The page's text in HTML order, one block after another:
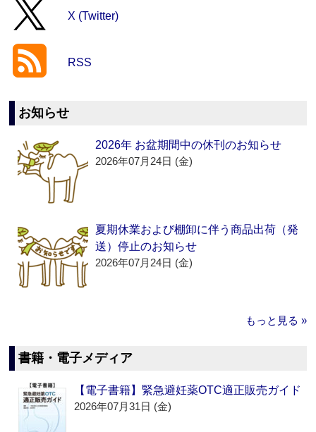
X (Twitter)
RSS
お知らせ
2026年 お盆期間中の休刊のお知らせ
2026年07月24日 (金)
夏期休業および棚卸に伴う商品出荷（発
送）停止のお知らせ
2026年07月24日 (金)
もっと見る »
書籍・電子メディア
【電子書籍】緊急避妊薬OTC適正販売ガイド
2026年07月31日 (金)